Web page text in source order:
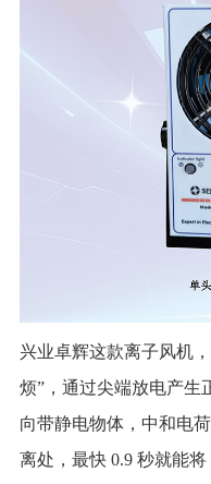
兴业卓辉这款离子风机
烦”，通过尖端放电产生
向带静电物体，中和电
离处，最快 0.9 秒就能